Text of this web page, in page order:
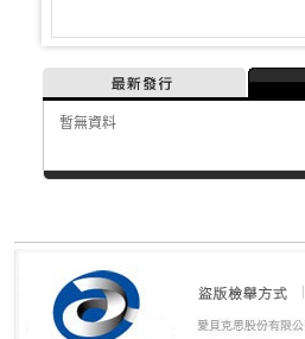
最新發行
暫無資料